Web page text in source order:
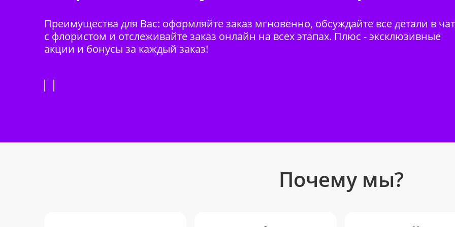
Преимущества для Вас: оформляйте заказ мгновенно, обсуждайте все детали в
с флористом и отслеживайте заказ онлайн на всех этапах. Плюс - эксклюзивные
акции и бонусы за каждый заказ!
Почему мы?